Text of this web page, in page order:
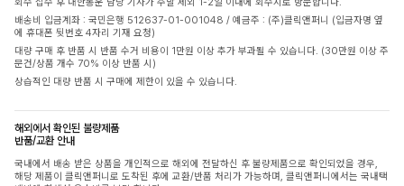
배송비 입금계좌 : 국민은행 512637-01-001048 / 예금주 : (주)클릭앤퍼니 (입금자명 옆
에 휴대폰 뒷번호 4자리 기재 요청)
대량 구매 후 반품 시 반품 수거 비용이 1만원 이상 추가 부과될 수 있습니다. (30만원 이상 주
문건/상품 개수 70% 이상 반품 시)
상습적인 대량 반품 시 구매에 제한이 있을 수 있습니다.
해외에서 확인된 불량제품
반품/교환 안내
국내에서 배송 받은 상품을 개인적으로 해외에 전달하신 후 불량제품으로 확인되었을 경우,
해당 제품이 클릭앤퍼니로 도착된 후에 교환/반품 처리가 가능하며, 클릭앤퍼니에서는 국내택